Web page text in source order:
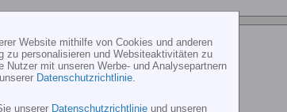
Website mithilfe von Cookies und anderen
zu personalisieren und Websiteaktivitäten zu
mit unseren Werbe- und Analysepartnern
Datenschutzrichtlinie
unserer Datenschutzrichtlinie und unseren